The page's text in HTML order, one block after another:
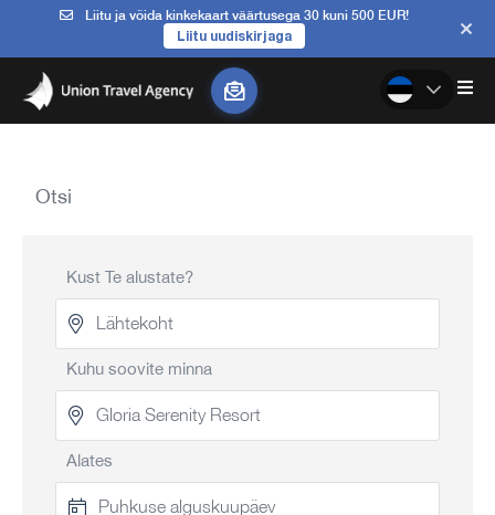
Liitu ja võida kinkekaart väärtusega 30 kuni 500 EUR!
Liitu uudiskirjaga
Otsi
Kust Te alustate?
Kuhu soovite minna
Alates